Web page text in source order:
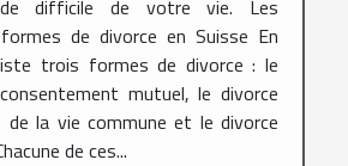
difficile de votre vie. Les
de divorce en Suisse En
trois formes de divorce : le
mutuel, le divorce
de la vie commune et le divorce
de ces...